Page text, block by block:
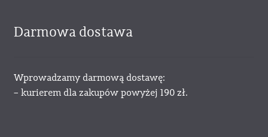
Darmowa dostawa
Wprowadzamy darmową dostawę:
– kurierem dla zakupów powyżej 190 zł.